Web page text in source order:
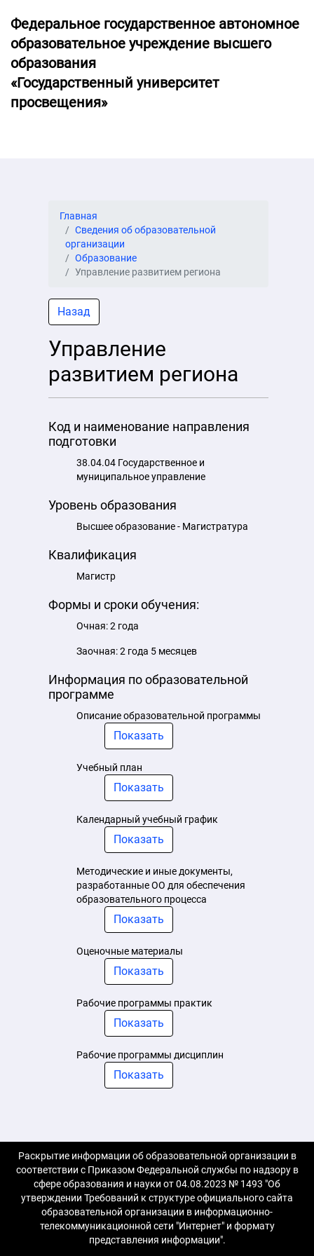
Федеральное государственное автономное
образовательное учреждение высшего
образования
«Государственный университет
просвещения»
Главная
Сведения об образовательной
организации
Образование
Управление развитием региона
Назад
Управление
развитием региона
Код и наименование направления
подготовки
38.04.04 Государственное и
муниципальное управление
Уровень образования
Высшее образование - Магистратура
Квалификация
Магистр
Формы и сроки обучения:
Очная: 2 года
Заочная: 2 года 5 месяцев
Информация по образовательной
программе
Описание образовательной программы
Показать
Учебный план
Показать
Календарный учебный график
Показать
Методические и иные документы,
разработанные ОО для обеспечения
образовательного процесса
Показать
Оценочные материалы
Показать
Рабочие программы практик
Показать
Рабочие программы дисциплин
Показать
Раскрытие информации об образовательной организации в
соответствии с Приказом Федеральной службы по надзору в
сфере образования и науки от 04.08.2023 № 1493 "Об
утверждении Требований к структуре официального сайта
образовательной организации в информационно-
телекоммуникационной сети "Интернет" и формату
представления информации".